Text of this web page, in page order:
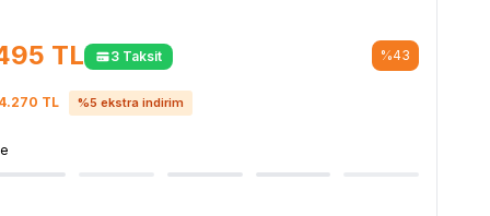
TL 3 Taksit %43
4.270 TL %5 ekstra indirim